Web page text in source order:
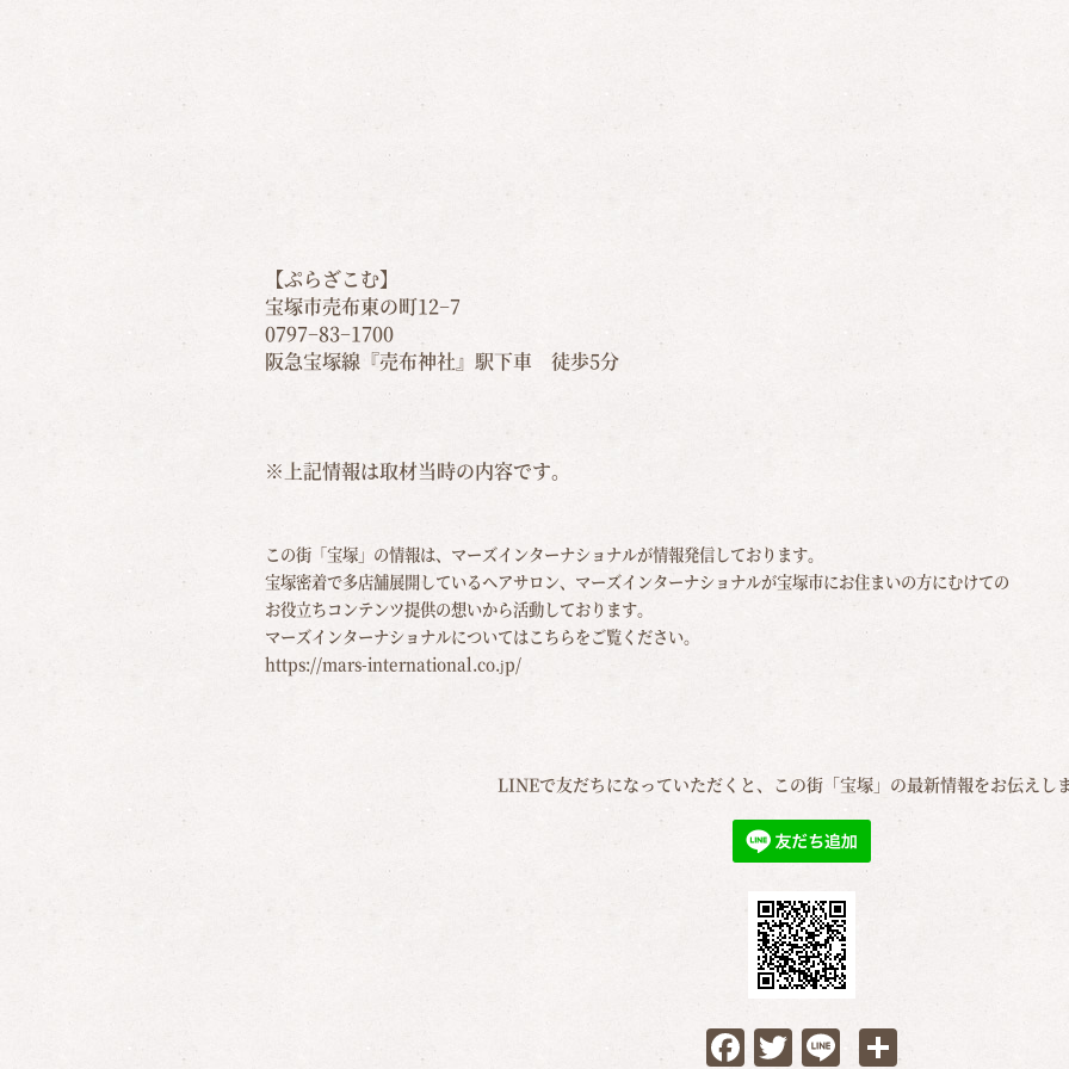
【ぷらざこむ】
宝塚市売布東の町12−7
0797−83−1700
阪急宝塚線『売布神社』駅下車 徒歩5分
※上記情報は取材当時の内容です。
この街「宝塚」の情報は、マーズインターナショナルが情報発信しております。
宝塚密着で多店舗展開しているヘアサロン、マーズインターナショナルが宝塚市にお住まいの方にむけての
お役立ちコンテンツ提供の想いから活動しております。
マーズインターナショナルについてはこちらをご覧ください。
https://mars-international.co.jp/
LINEで友だちになっていただくと、この街「宝塚」の最新情報をお伝えし
Facebook
Twitter
Line共